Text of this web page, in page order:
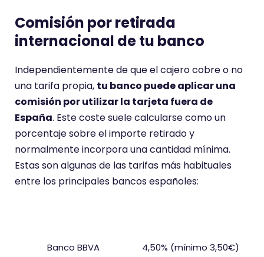
Comisión por retirada
internacional de tu banco
Independientemente de que el cajero cobre o no
una tarifa propia, tu banco puede aplicar una
comisión por utilizar la tarjeta fuera de
España. Este coste suele calcularse como un
porcentaje sobre el importe retirado y
normalmente incorpora una cantidad mínima.
Estas son algunas de las tarifas más habituales
entre los principales bancos españoles:
Banco BBVA 4,50% (mínimo 3,50€)